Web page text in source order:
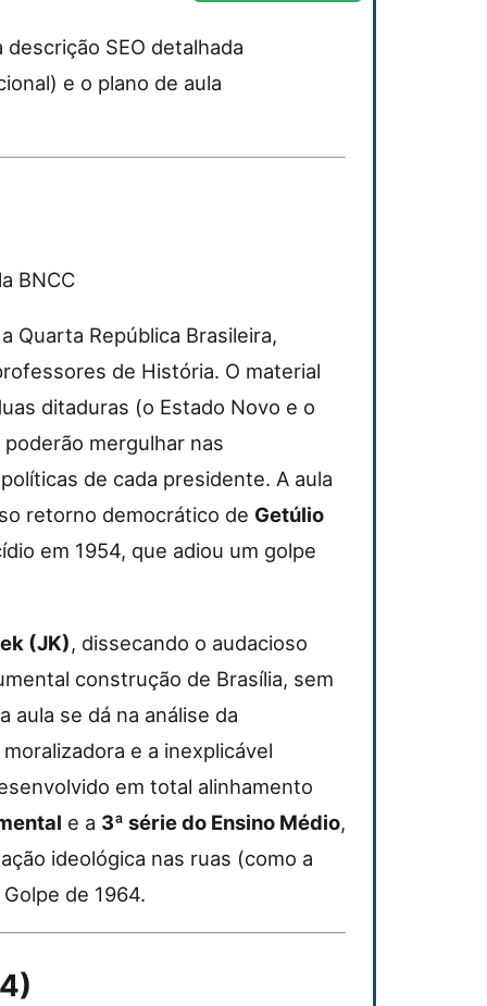
descrição SEO detalhada
e o plano de aula
BNCC
Quarta República Brasileira,
de História. O material
ditaduras (o Estado Novo e o
mergulhar nas
de cada presidente. A aula
retorno democrático de Getúlio
em 1954, que adiou um golpe
(JK), dissecando o audacioso
construção de Brasília, sem
aula se dá na análise da
e a inexplicável
em total alinhamento
e a 3ª série do Ensino Médio,
ideológica nas ruas (como a
de 1964.